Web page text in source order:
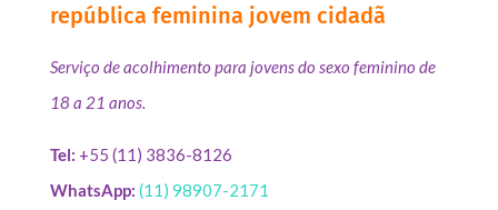
república feminina jovem cidadã
Serviço de acolhimento para jovens do sexo feminino de
18 a 21 anos.
Tel: +55 (11) 3836-8126
WhatsApp: (11) 98907-2171